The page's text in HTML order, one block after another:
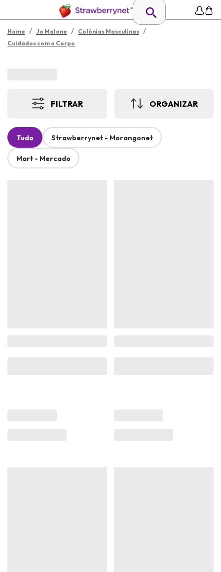
Home / Jo Malone / Colônias Masculinas /
Cuidados com o Corpo
FILTRAR ORGANIZAR
Tudo Strawberrynet - Morangonet
Mart - Mercado